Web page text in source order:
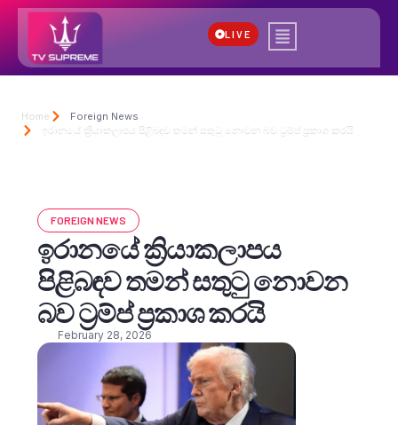
LIVE
Home
Foreign News
ඉරානයේ ක්‍රියාකලාපය පිළිබඳව තමන් සතුටු නොවන බව ට්‍රම්ප් ප්‍රකාශ කරයි
FOREIGN NEWS
ඉරානයේ ක්‍රියාකලාපය
පිළිබඳව තමන් සතුටු නොවන
බව ට්‍රම්ප් ප්‍රකාශ කරයි
February 28, 2026